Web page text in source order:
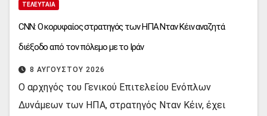
ΤΕΛΕΥΤΑΊΑ
CNN: Ο κορυφαίος στρατηγός των ΗΠΑ Νταν Κέιν αναζητά
διέξοδο από τον πόλεμο με το Ιράν
8 ΑΥΓΟΎΣΤΟΥ 2026
Ο αρχηγός του Γενικού Επιτελείου Ενόπλων
Δυνάμεων των ΗΠΑ, στρατηγός Νταν Κέιν, έχει